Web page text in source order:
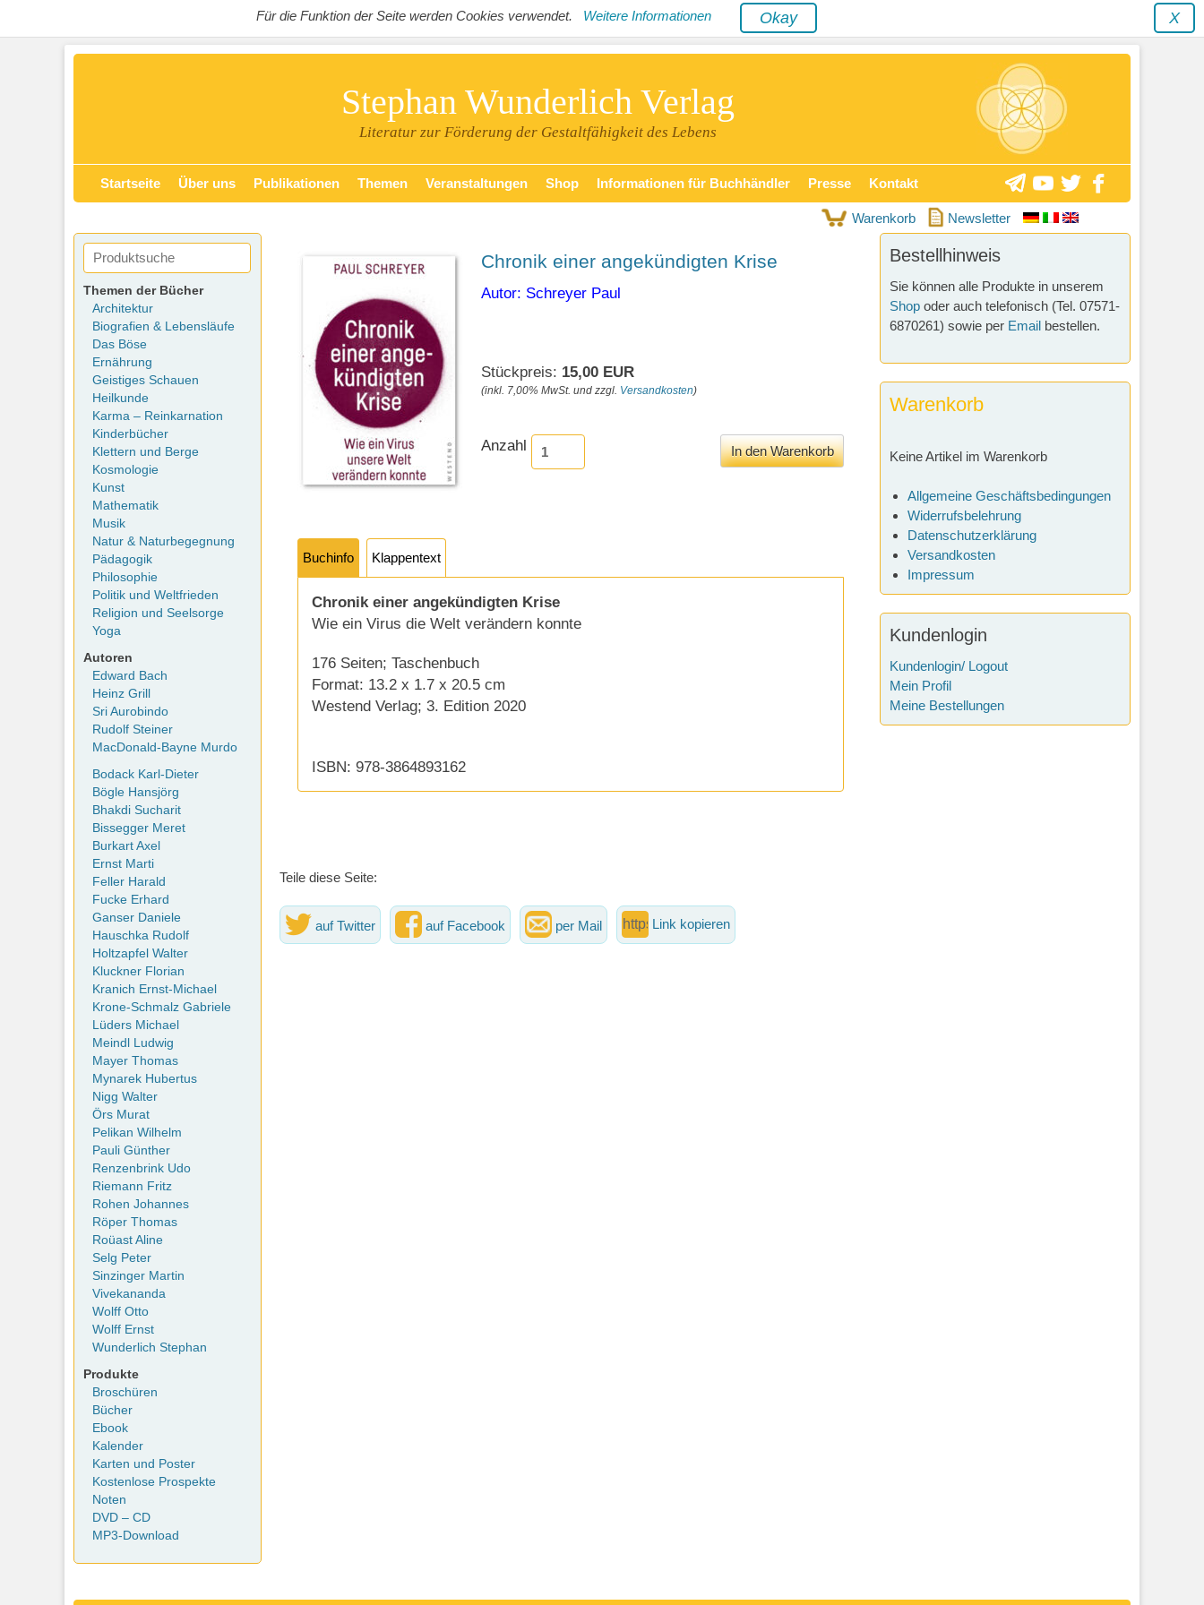
Für die Funktion der Seite werden Cookies verwendet. Weitere Informationen X
Okay
Stephan Wunderlich Verlag
Literatur zur Förderung der Gestaltfähigkeit des Lebens
Primäres Menü
Inhalt
Startseite Über uns Publikationen Themen Veranstaltungen Shop Informationen für Buchhändler Presse Kontakt
Warenkorb Newsletter
Chronik einer angekündigten Krise
Autor: Schreyer Paul
Stückpreis: 15,00 EUR
(inkl. 7,00% MwSt. und zzgl. Versandkosten)
Anzahl
Buchinfo Klappentext
Chronik einer angekündigten Krise
Wie ein Virus die Welt verändern konnte
176 Seiten; Taschenbuch
Format: 13.2 x 1.7 x 20.5 cm
Westend Verlag; 3. Edition 2020
ISBN: 978-3864893162
Teile diese Seite:
auf Twitter auf Facebook per Mail Link kopieren
Bestellhinweis
Sie können alle Produkte in unserem
Shop oder auch telefonisch (Tel. 07571-
6870261) sowie per Email bestellen.
Warenkorb
Keine Artikel im Warenkorb
Allgemeine Geschäftsbedingungen
Widerrufsbelehrung
Datenschutzerklärung
Versandkosten
Impressum
Kundenlogin
Kundenlogin/ Logout
Mein Profil
Meine Bestellungen
Themen der Bücher
Architektur
Biografien & Lebensläufe
Das Böse
Ernährung
Geistiges Schauen
Heilkunde
Karma – Reinkarnation
Kinderbücher
Klettern und Berge
Kosmologie
Kunst
Mathematik
Musik
Natur & Naturbegegnung
Pädagogik
Philosophie
Politik und Weltfrieden
Religion und Seelsorge
Yoga
Autoren
Edward Bach
Heinz Grill
Sri Aurobindo
Rudolf Steiner
MacDonald-Bayne Murdo
Bodack Karl-Dieter
Bögle Hansjörg
Bhakdi Sucharit
Bissegger Meret
Burkart Axel
Ernst Marti
Feller Harald
Fucke Erhard
Ganser Daniele
Hauschka Rudolf
Holtzapfel Walter
Kluckner Florian
Kranich Ernst-Michael
Krone-Schmalz Gabriele
Lüders Michael
Meindl Ludwig
Mayer Thomas
Mynarek Hubertus
Nigg Walter
Örs Murat
Pelikan Wilhelm
Pauli Günther
Renzenbrink Udo
Riemann Fritz
Rohen Johannes
Röper Thomas
Roüast Aline
Selg Peter
Sinzinger Martin
Vivekananda
Wolff Otto
Wolff Ernst
Wunderlich Stephan
Produkte
Broschüren
Bücher
Ebook
Kalender
Karten und Poster
Kostenlose Prospekte
Noten
DVD – CD
MP3-Download